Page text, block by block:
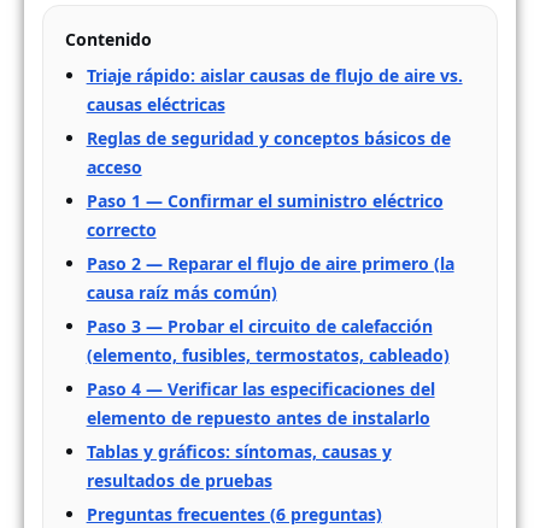
Contenido
Triaje rápido: aislar causas de flujo de aire vs.
causas eléctricas
Reglas de seguridad y conceptos básicos de
acceso
Paso 1 — Confirmar el suministro eléctrico
correcto
Paso 2 — Reparar el flujo de aire primero (la
causa raíz más común)
Paso 3 — Probar el circuito de calefacción
(elemento, fusibles, termostatos, cableado)
Paso 4 — Verificar las especificaciones del
elemento de repuesto antes de instalarlo
Tablas y gráficos: síntomas, causas y
resultados de pruebas
Preguntas frecuentes (6 preguntas)